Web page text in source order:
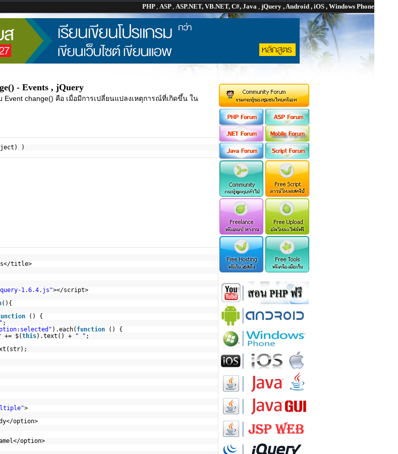
PHP, ASP, ASP.NET, VB.NET, C#, Java , jQuery , Android , iOS , Windows Phone
- Events , jQuery
Event change() คือ เมื่อมีการเปลี่ยนแปลงเหตุการณ์ที่เกิดขึ้น ใน
)
title>
1.6.4.js"></script>
(){
() {
;
).each( function
() {
+= $(this).text() + " " ;
>
option>
option>